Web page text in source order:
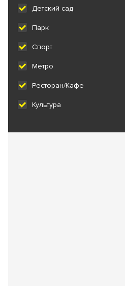
Детский сад
Парк
Спорт
Метро
Ресторан/Кафе
Культура